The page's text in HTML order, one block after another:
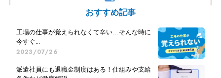
おすすめ記事
工場の仕事が覚えられなくて辛い…そんな時に
今すぐ...
2023/07/26
派遣社員にも退職金制度はある！仕組みや支給